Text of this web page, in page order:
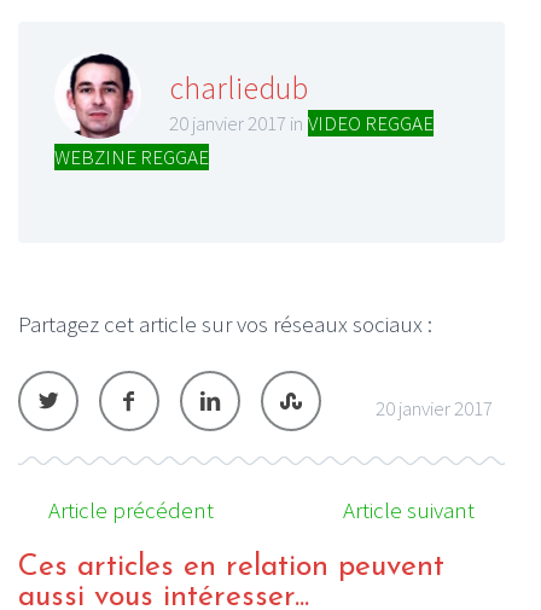
charliedub
20 janvier 2017 in VIDEO REGGAE
WEBZINE REGGAE
Partagez cet article sur vos réseaux sociaux :
20 janvier 2017
Article précédent Article suivant
Ces articles en relation peuvent
aussi vous intéresser...